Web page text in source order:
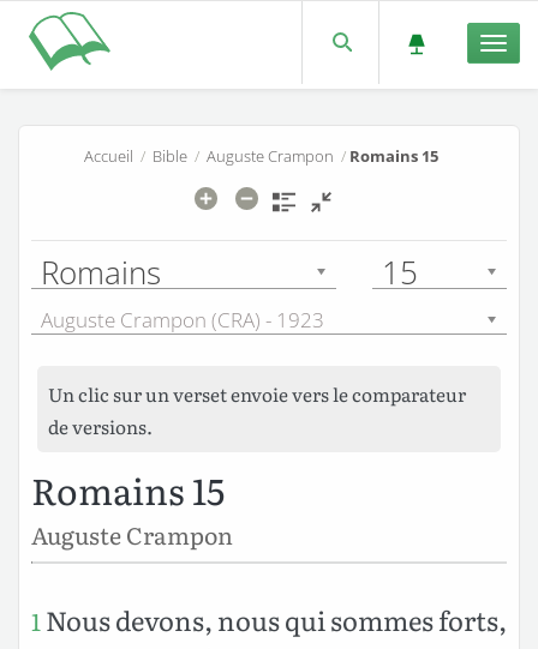
Accueil / Bible/ Auguste Crampon / Romains 15
Romains 15
Auguste Crampon (CRA) - 1923
Un clic sur un verset envoie vers le comparateur
de versions.
Romains 15
Auguste Crampon
1 Nous devons, nous qui sommes forts,